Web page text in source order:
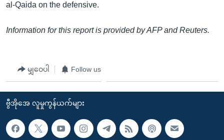
al-Qaida on the defensive.
Information for this report is provided by AFP and Reuters.
မျှဝေပါ Follow us
ဗွီအိုအေ လူမှုကွန်ယက်များ